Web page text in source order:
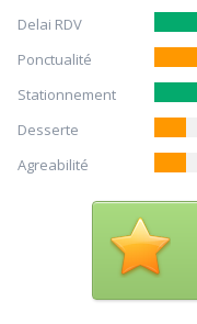
Delai RDV
Ponctualité
Stationnement
Desserte
Agreabilité